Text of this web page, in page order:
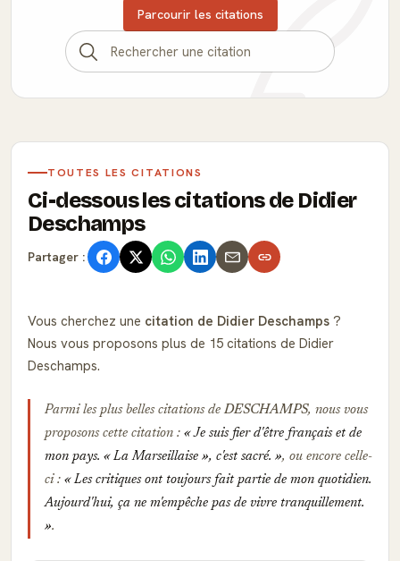
Parcourir les citations
TOUTES LES CITATIONS
Ci-dessous les citations de Didier
Deschamps
Partager :
Vous cherchez une citation de Didier Deschamps ?
Nous vous proposons plus de 15 citations de Didier
Deschamps.
Parmi les plus belles citations de DESCHAMPS, nous vous
proposons cette citation :
Je suis fier d'être français et de
mon pays. « La Marseillaise », c'est sacré.
, ou encore celle-
ci :
Les critiques ont toujours fait partie de mon quotidien.
Aujourd'hui, ça ne m'empêche pas de vivre tranquillement.
.